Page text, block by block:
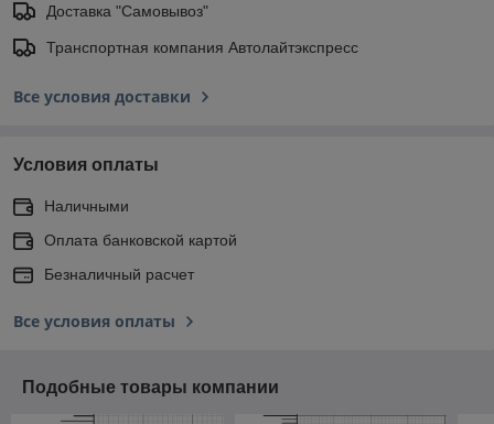
Доставка "Самовывоз"
Транспортная компания Автолайтэкспресс
Все условия доставки
Условия оплаты
Наличными
Оплата банковской картой
Безналичный расчет
Все условия оплаты
Подобные товары компании